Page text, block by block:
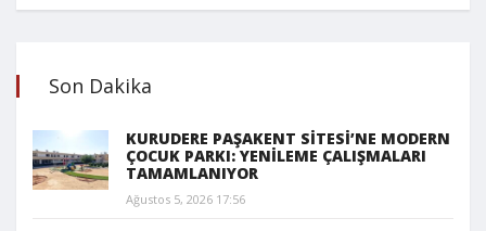
Son Dakika
KURUDERE PAŞAKENT SİTESİ’NE MODERN
ÇOCUK PARKI: YENİLEME ÇALIŞMALARI
TAMAMLANIYOR
Ağustos 5, 2026 17:56